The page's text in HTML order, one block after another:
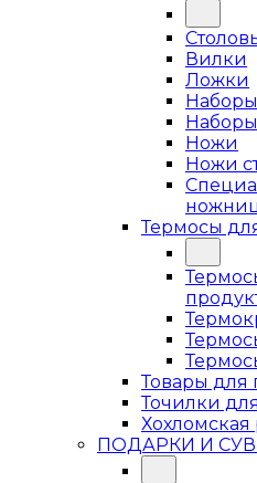
Вилки
Ложки
Ножи
Ножи
Термосы
Товары для
Точилки
Хохломская
ПОДАРКИ И